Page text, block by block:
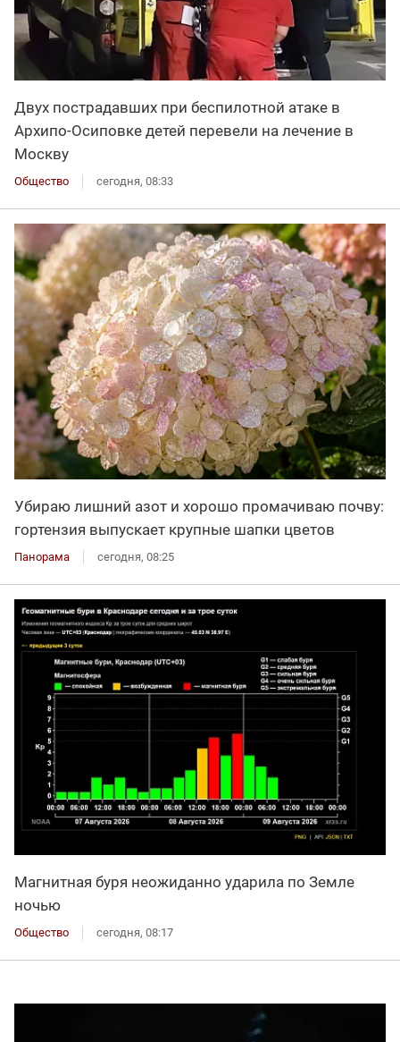
Двух пострадавших при беспилотной атаке в
Архипо-Осиповке детей перевели на лечение в
Москву
Общество сегодня, 08:33
Убираю лишний азот и хорошо промачиваю почву:
гортензия выпускает крупные шапки цветов
Панорама сегодня, 08:25
Магнитная буря неожиданно ударила по Земле
ночью
Общество сегодня, 08:17